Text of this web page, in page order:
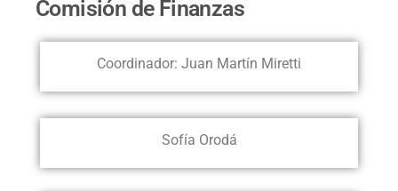
Comisión de Finanzas
Coordinador: Juan Martín Miretti
Sofía Orodá